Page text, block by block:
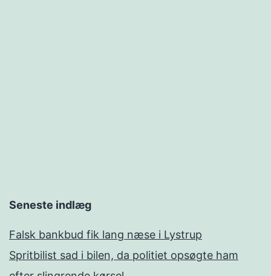
Seneste indlæg
Falsk bankbud fik lang næse i Lystrup
Spritbilist sad i bilen, da politiet opsøgte ham